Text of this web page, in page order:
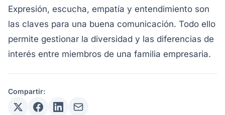
Expresión, escucha, empatía y entendimiento son
las claves para una buena comunicación. Todo ello
permite gestionar la diversidad y las diferencias de
interés entre miembros de una familia empresaria.
Compartir: